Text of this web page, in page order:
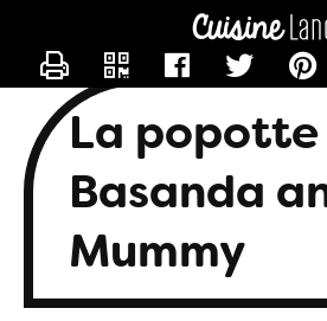
La popotte
Basanda
Mummy
CONTACTER